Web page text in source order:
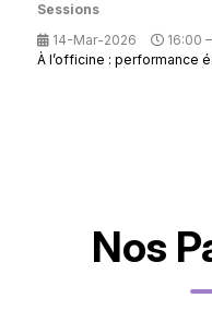
Sessions
14-Mar-2026
16:00
À l’officine : performance
Nos